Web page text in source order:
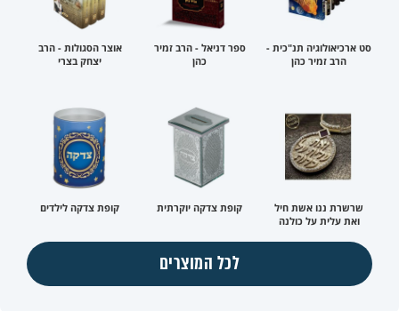
סט ארכיאולוגיה תנ"כית -
הרב זמיר כהן
ספר דניאל - הרב זמיר
כהן
אוצר הסגולות - הרב
יצחק בצרי
שרשרת ננו אשת חיל
ואת עלית על כולנה
קופת צדקה יוקרתית קופת צדקה לילדים
לכל המוצרים